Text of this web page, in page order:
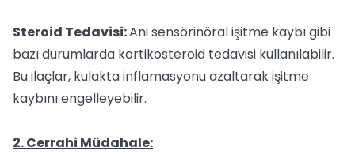
Steroid Tedavisi:Ani sensörinöral işitme kaybı gibi
bazı durumlarda kortikosteroid tedavisi kullanılabilir.
Bu ilaçlar, kulakta inflamasyonu azaltarak işitme
kaybını engelleyebilir.
2. Cerrahi Müdahale: